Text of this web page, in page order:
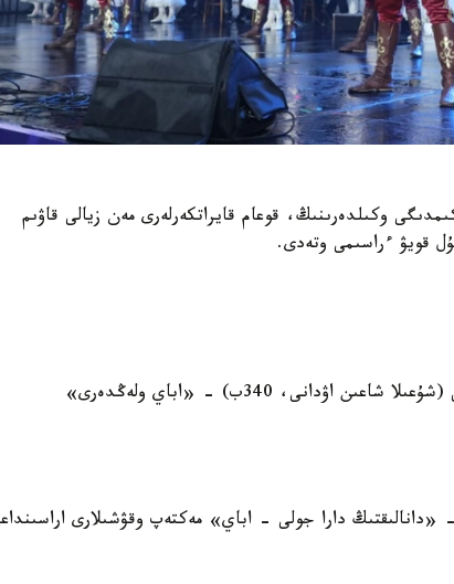
قالا اكىمدىگى وكىلدەرىنىڭ، قوعام قايراتكەرلەرى مەن زيالى قاۋىم
قويۋ ءراسىمى وتەدى.
16:00, ناۋرىزباي اۋدانىنىڭ كوميۋنيتي ورتالىعى (شۇعىلا شاعىن اۋدانى، 340ب) - «اباي ولەڭدەرى»
- «دانالىقتىڭ دارا جولى - اباي» مەكتەپ وقۋشىلارى